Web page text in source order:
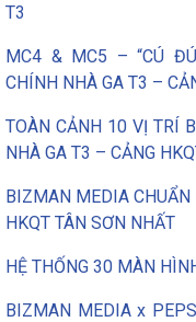
T3
MC4 & MC5 – “CÚ
CHÍNH NHÀ GA T3 –
TOÀN CẢNH 10 VỊ TRÍ
NHÀ GA T3 – CẢNG
BIZMAN MEDIA CHUẨN
HKQT TÂN SƠN NHẤT
HỆ THỐNG 30 MÀN
BIZMAN MEDIA x